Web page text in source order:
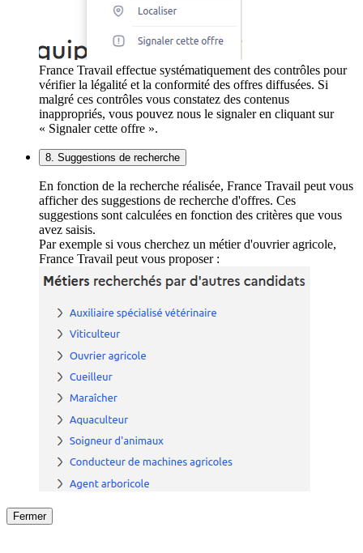
France Travail effectue systématiquement des contrôles pour
vérifier la légalité et la conformité des offres diffusées. Si
malgré ces contrôles vous constatez des contenus
inappropriés, vous pouvez nous le signaler en cliquant sur
« Signaler cette offre ».
8. Suggestions de recherche
En fonction de la recherche réalisée, France Travail peut vous
afficher des suggestions de recherche d'offres. Ces
suggestions sont calculées en fonction des critères que vous
avez saisis.
Par exemple si vous cherchez un métier d'ouvrier agricole,
France Travail peut vous proposer :
Fermer